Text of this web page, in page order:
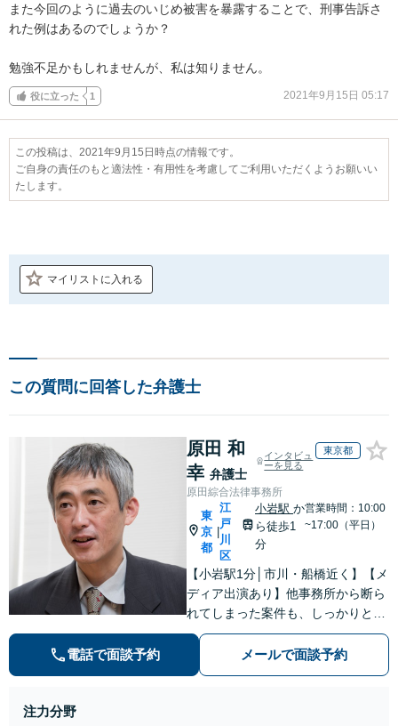
また今回のように過去のいじめ被害を暴露することで、刑事告訴さ
れた例はあるのでしょうか？
勉強不足かもしれませんが、私は知りません。
役に立った 1 2021年9月15日 05:17
この投稿は、2021年9月15日時点の情報です。
ご自身の責任のもと適法性・有用性を考慮してご利用いただくようお願いい
たします。
マイリストに入れる
この質問に回答した弁護士
原田 和
幸 弁護士
インタビュ
ーを見る
東京都
原田綜合法律事務所
東
京
都
江
戸
川
区
小岩駅か
ら徒歩1
分
営業時間：10:00
~17:00（平日）
【小岩駅1分│市川・船橋近く】【メ
ディア出演あり】他事務所から断ら
れてしまった案件も、しっかりと面
談し、法的アドバイスをいたします
【解決実績約1000件】豊富な離婚調
停・裁判実績あり【不動産業界出
電話で面談予約 メールで面談予約
注力分野